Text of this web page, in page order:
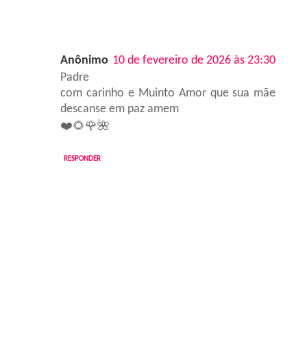
Anônimo 10 de fevereiro de 2026 às 23:30
Padre
com carinho e Muinto Amor que sua mãe
descanse em paz amem
❤️🌻🌹🌺
RESPONDER